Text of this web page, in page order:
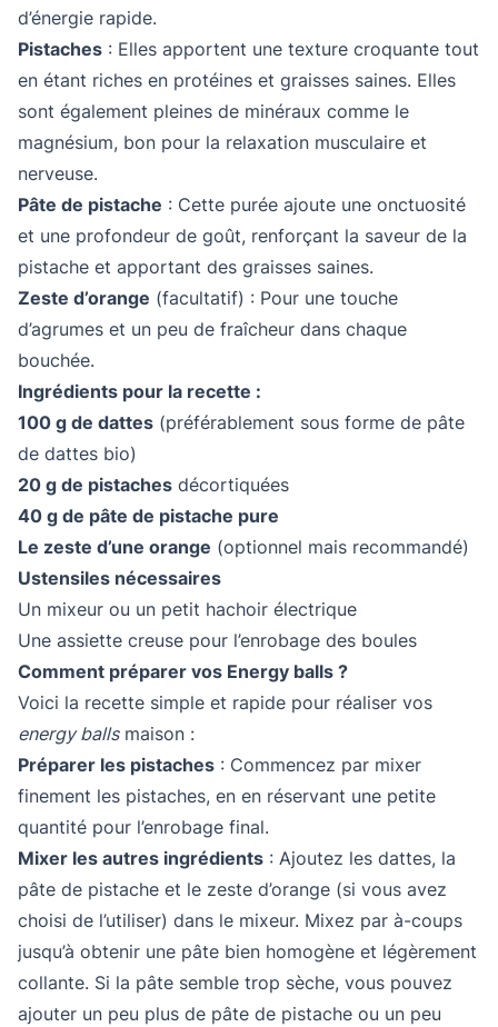
d’énergie rapide.
Pistaches : Elles apportent une texture croquante tout
en étant riches en protéines et graisses saines. Elles
sont également pleines de minéraux comme le
magnésium, bon pour la relaxation musculaire et
nerveuse.
Pâte de pistache : Cette purée ajoute une onctuosité
et une profondeur de goût, renforçant la saveur de la
pistache et apportant des graisses saines.
Zeste d’orange (facultatif) : Pour une touche
d’agrumes et un peu de fraîcheur dans chaque
bouchée.
Ingrédients pour la recette :
100 g de dattes (préférablement sous forme de pâte
de dattes bio)
20 g de pistaches décortiquées
40 g de pâte de pistache pure
Le zeste d’une orange (optionnel mais recommandé)
Ustensiles nécessaires
Un mixeur ou un petit hachoir électrique
Une assiette creuse pour l’enrobage des boules
Comment préparer vos Energy balls ?
Voici la recette simple et rapide pour réaliser vos
energy ballsmaison :
Préparer les pistaches : Commencez par mixer
finement les pistaches, en en réservant une petite
quantité pour l’enrobage final.
Mixer les autres ingrédients : Ajoutez les dattes, la
pâte de pistache et le zeste d’orange (si vous avez
choisi de l’utiliser) dans le mixeur. Mixez par à-coups
jusqu’à obtenir une pâte bien homogène et légèrement
collante. Si la pâte semble trop sèche, vous pouvez
ajouter un peu plus de pâte de pistache ou un peu